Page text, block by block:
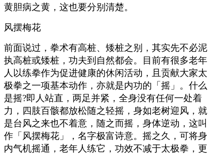
黄胆病之黄，这也要分别清楚。
风摆梅花
前面说过，拳术有高桩、矮桩之别，其实先不必泥
执高桩或矮桩，功夫到自然都会。目前有很多老年
人以练拳作为促进健康的休闲活动，且贡献大家太
极拳之一项基本动作，亦就是内功的「摇」。什么
是摇?即人站直，两足并紧，全身没有任何一处着
力，四肢百骸都放松随之轻摇，身如老树迎风，就
是台风之来也不着意，随之而摇，身体逆动，这叫
作「风摆梅花」，名字极富诗意。摇之久，可将身
内气机摇通，老年人练它，功效不减于太极拳，更